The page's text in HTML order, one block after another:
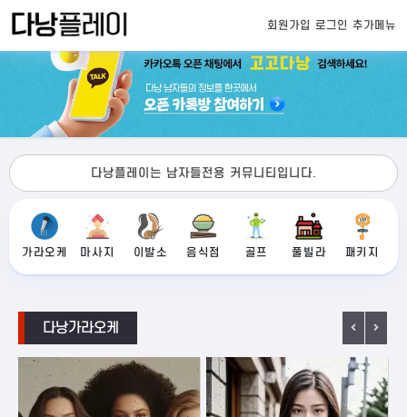
회원가입 로그인 추가메뉴
다낭플레이는 남자들전용 커뮤니티입니다.
가라오케 마사지 이발소 음식점 골프 풀빌라 패키지
다낭가라오케